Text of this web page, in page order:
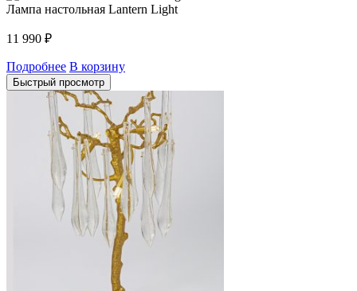
Лампа настольная Lantern Light
11 990 ₽
Подробнее В корзину
Быстрый просмотр